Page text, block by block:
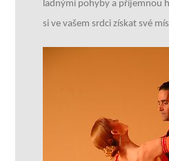
ladnými pohyby a příjemnou
si ve vašem srdci získat své